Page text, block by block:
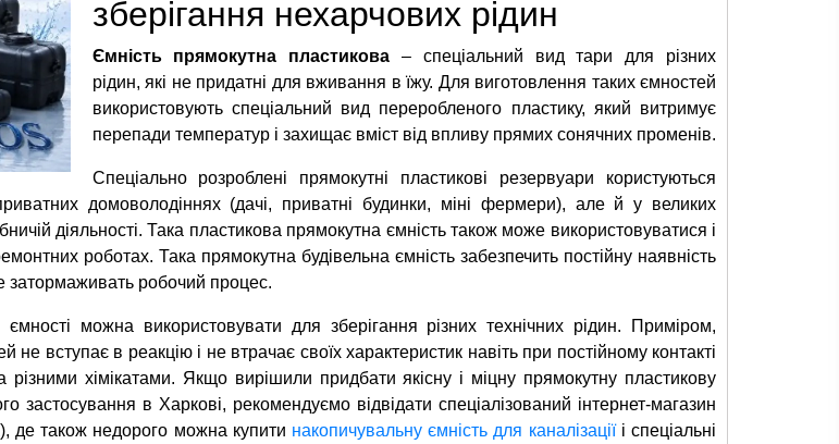
зберігання нехарчових рідин
Ємність прямокутна пластикова – спеціальний вид тари для різних
рідин, які не придатні для вживання в їжу. Для виготовлення таких ємностей
використовують спеціальний вид переробленого пластику, який витримує
перепади температур і захищає вміст від впливу прямих сонячних променів.
Спеціально розроблені прямокутні пластикові резервуари користуються
домоволодіннях (дачі, приватні будинки, міні фермери), але й у великих
діяльності. Така пластикова прямокутна ємність також може використовуватися і
роботах. Така прямокутна будівельна ємність забезпечить постійну наявність
затормаживать робочий процес.
ємності можна використовувати для зберігання різних технічних рідин. Приміром,
не вступає в реакцію і не втрачає своїх характеристик навіть при постійному контакті
хімікатами. Якщо вирішили придбати якісну і міцну прямокутну пластикову
застосування в Харкові, рекомендуємо відвідати спеціалізований інтернет-магазин
де також недорого можна купити накопичувальну ємність для каналізаціїі спеціальні